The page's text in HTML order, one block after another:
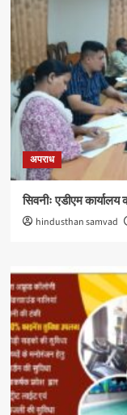
अपराध
सिवनीः एडीएम
hindusthan samvad